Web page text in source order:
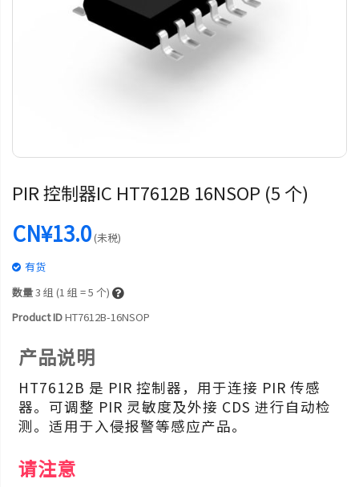
PIR 控制器IC HT7612B 16NSOP (5 个)
CN¥13.0(未税)
有货
数量3 组 (1 组 = 5 个)
Product IDHT7612B-16NSOP
产品说明
HT7612B 是 PIR 控制器，用于连接 PIR 传感
器。可调整 PIR 灵敏度及外接 CDS 进行自动检
测。适用于入侵报警等感应产品。
请注意